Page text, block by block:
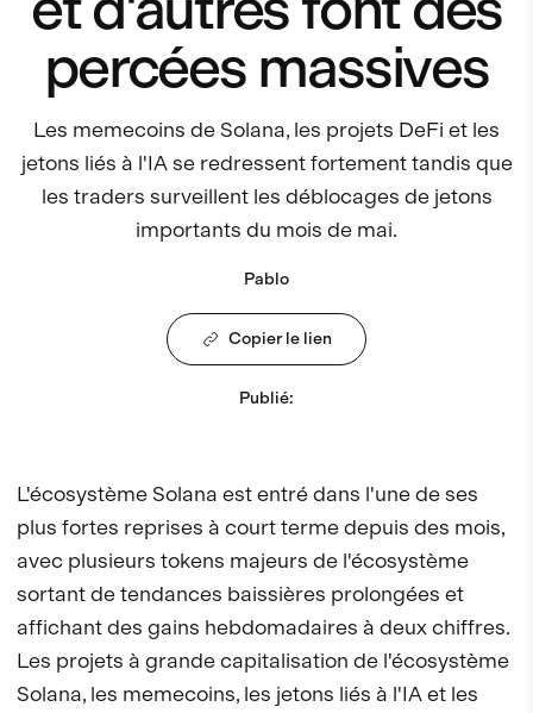
percées massives
Les memecoins de Solana, les projets DeFi et les
jetons liés à l'IA se redressent fortement tandis que
les traders surveillent les déblocages de jetons
importants du mois de mai.
Pablo
Copier le lien
Publié:
L'écosystème Solana est entré dans l'une de ses
plus fortes reprises à court terme depuis des mois,
avec plusieurs tokens majeurs de l'écosystème
sortant de tendances baissières prolongées et
affichant des gains hebdomadaires à deux chiffres.
Les projets à grande capitalisation de l'écosystème
Solana, les memecoins, les jetons liés à l'IA et les